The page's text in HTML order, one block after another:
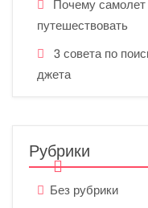
Почему
путешествовать
3 совета по
джета
Рубрики
Без рубрики